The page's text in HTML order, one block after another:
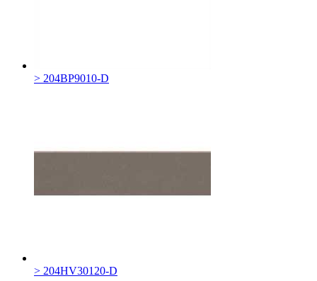
> 204BP9010-D
> 204HV30120-D